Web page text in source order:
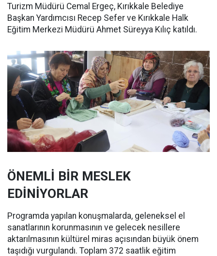
Turizm Müdürü Cemal Ergeç, Kırıkkale Belediye
Başkan Yardımcısı Recep Sefer ve Kırıkkale Halk
Eğitim Merkezi Müdürü Ahmet Süreyya Kılıç katıldı.
ÖNEMLİ BİR MESLEK
EDİNİYORLAR
Programda yapılan konuşmalarda, geleneksel el
sanatlarının korunmasının ve gelecek nesillere
aktarılmasının kültürel miras açısından büyük önem
taşıdığı vurgulandı. Toplam 372 saatlik eğitim